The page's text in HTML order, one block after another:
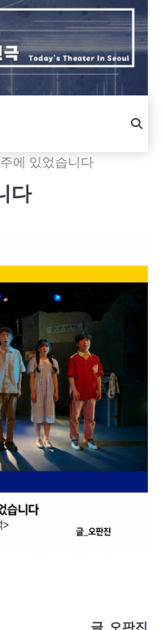
에 있었습니다
다